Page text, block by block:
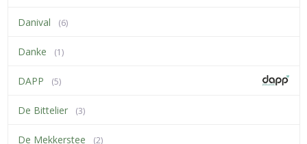
Danival (6)
Danke (1)
DAPP (5)
De Bittelier (3)
De Mekkerstee (2)